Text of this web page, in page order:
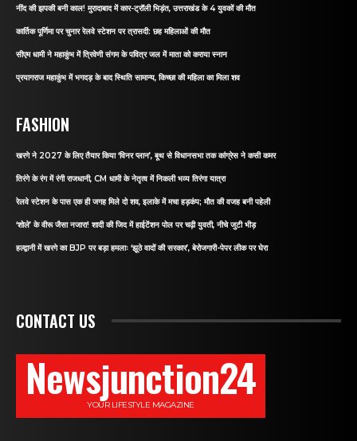
नींद की झपकी बनी काल! मुरादाबाद में कार-ट्रॉली भिड़ंत, उत्तराखंड के 4 युवकों की मौत
कार्तिक पूर्णिमा पर चुनार रेलवे स्टेशन पर त्रासदी: छह महिलाओं की मौत
सीएम धामी ने महाकुंभ में त्रिवेणी संगम के पवित्र जल में माता को कराया स्नान
प्रयागराज महाकुंभ में भगदड़ के बाद स्थिति सामान्य, किच्छा की महिला का मिला शव
FASHION
खरगे ने 2027 के लिए तैयार किया ‘विनर प्लान’, बूथ से विधानसभा तक कांग्रेस ने कसी कमर
तिरंगे के रंग में रंगी राजधानी, CM धामी के नेतृत्व में निकली भव्य तिरंगा यात्रा
रेलवे स्टेशन के पास एक ही जगह मिले दो शव, इलाके में मचा हड़कंप; मौत की वजह बनी पहेली
‘शोले’ के वीरू जैसा नजारा! शादी की जिद में हाईटेंशन पोल पर चढ़ी युवती, नीचे जुटी भीड़
हल्द्वानी में खरगे का BJP पर बड़ा हमलाः ‘झूठे वादों की सरकार’, बेरोजगारी-पेपर लीक पर घेरा
CONTACT US
Newsjunction24
YOUR LIFESTYLE MAGAZINE